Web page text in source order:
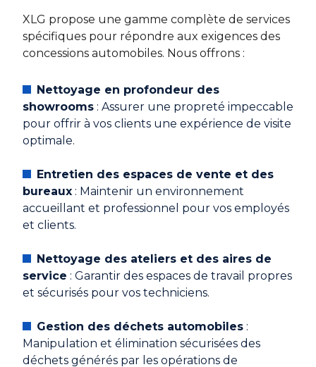
XLG propose une gamme complète de services
spécifiques pour répondre aux exigences des
concessions automobiles. Nous offrons :
Nettoyage en profondeur des
showrooms : Assurer une propreté impeccable
pour offrir à vos clients une expérience de visite
optimale.
Entretien des espaces de vente et des
bureaux : Maintenir un environnement
accueillant et professionnel pour vos employés
et clients.
Nettoyage des ateliers et des aires de
service : Garantir des espaces de travail propres
et sécurisés pour vos techniciens.
Gestion des déchets automobiles :
Manipulation et élimination sécurisées des
déchets générés par les opérations de